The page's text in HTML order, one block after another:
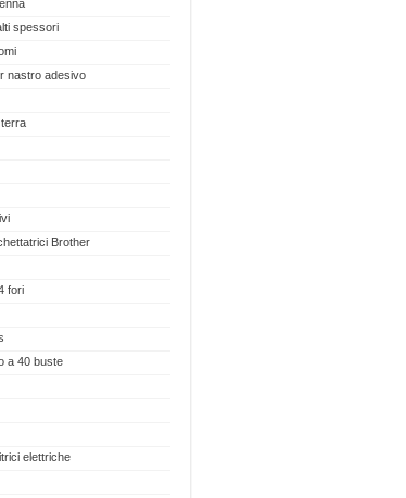
spessori
nastro adesivo
Brother
fori
a 40 buste
elettriche